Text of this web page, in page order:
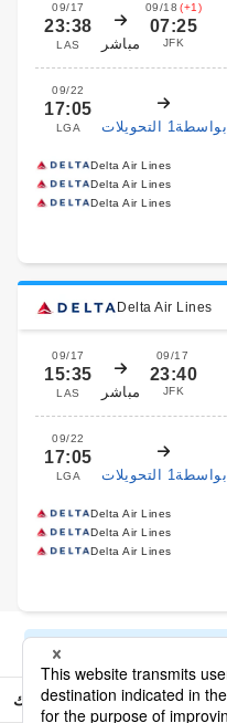
09/17
23:38
LAS مباشر
09/18 (+1)
07:25
JFK
09/22
17:05
LGA بواسطة1 التحويلات
Delta Air Lines
Delta Air Lines
Delta Air Lines
Delta Air Lines
09/17
15:35
LAS مباشر
09/17
23:40
JFK
09/22
17:05
LGA بواسطة1 التحويلات
Delta Air Lines
Delta Air Lines
Delta Air Lines
نيويورك